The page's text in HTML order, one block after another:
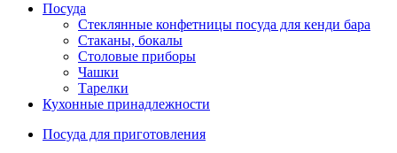
Посуда
Стеклянные конфетницы посуда для кенди бара
Стаканы, бокалы
Столовые приборы
Чашки
Тарелки
Кухонные принадлежности
Посуда для приготовления